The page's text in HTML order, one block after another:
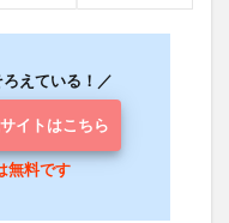
えている！／
イトはこちら
無料です